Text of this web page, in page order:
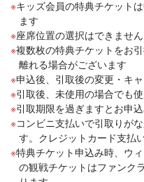
キッズ会員の特典チケット
ます
座席位置の選択はできません
複数枚の特典チケットをお
離れる場合がございます
申込後、引取後の変更・キ
引取後、未使用の場合でも
引取期限を過ぎますとお申
コンビニ支払いで引取りが
す。クレジットカード支払
特典チケット申込み時、ウ
の観戦チケットはファンク